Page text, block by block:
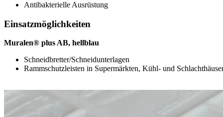
Antibakterielle Ausrüstung
Einsatzmöglichkeiten
Muralen® plus AB, hellblau
Schneidbretter/Schneidunterlagen
Rammschutzleisten in Supermärkten, Kühl- und